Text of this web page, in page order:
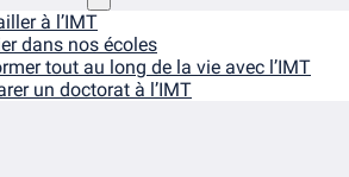
à l’IMT
dans nos écoles
tout au long de la vie avec l’IMT
un doctorat à l’IMT